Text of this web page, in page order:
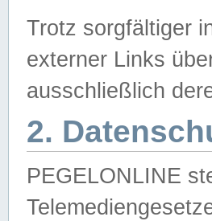
Trotz sorgfältiger
externer Links
ausschließlich
2.
PEGELONLINE